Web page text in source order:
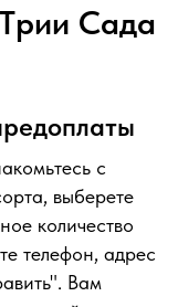
Сада
с
выберете
количество
телефон, адрес
Вам